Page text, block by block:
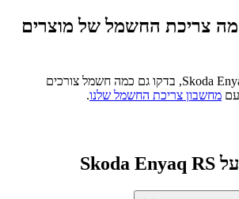
צריכת החשמל של מוצרים
Skoda, בדקו גם כמה חשמל צורכים
מחשבון צריכת החשמל שלנו.
Skoda Enyaq RS